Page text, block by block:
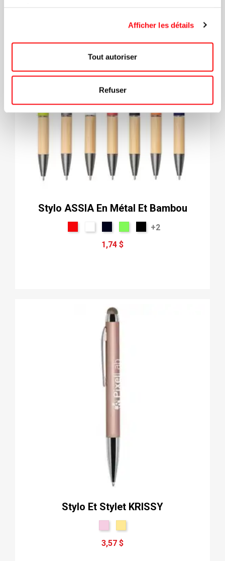
Afficher les détails
Tout autoriser
Refuser
Stylo ASSIA En Métal Et Bambou
+2
1,74 $
Stylo Et Stylet KRISSY
3,57 $